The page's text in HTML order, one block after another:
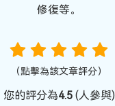
修復等。
（點擊為該文章評分）
您的評分為4.5(人參與)